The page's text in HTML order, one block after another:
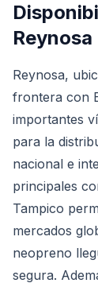
Reynosa
Reynosa,
frontera con
importantes
para la
nacional e
principales
Tampico
mercados
neopreno
segura.